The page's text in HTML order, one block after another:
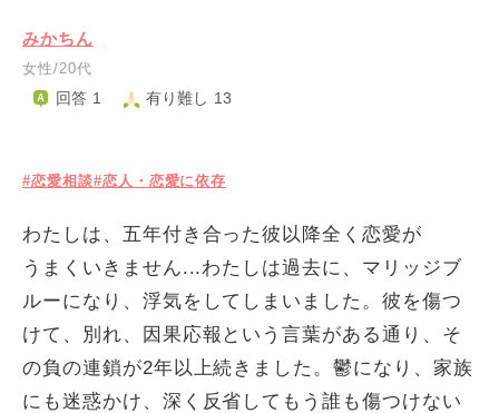
みかちん
女性/20代
回答 1 有り難し 13
#恋愛相談#恋人・恋愛に依存
わたしは、五年付き合った彼以降全く恋愛が
うまくいきません...わたしは過去に、マリッジブ
ルーになり、浮気をしてしまいました。彼を傷つ
けて、別れ、因果応報という言葉がある通り、そ
の負の連鎖が2年以上続きました。鬱になり、家族
にも迷惑かけ、深く反省してもう誰も傷つけない